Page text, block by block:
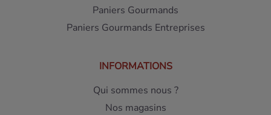
Paniers Gourmands
Paniers Gourmands Entreprises
INFORMATIONS
Qui sommes nous ?
Nos magasins